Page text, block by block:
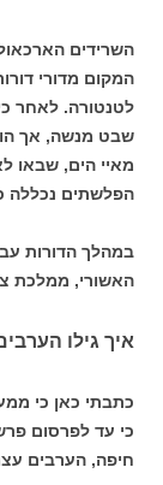
השרידים
המקום מדורי
לטנטורה. לאחר
שבט מנשה, אך
מאיי הים, שבאו
הפלשתים נכללה
במהלך הדורות
האשורי, ממלכת
איך גילו
כתבתי כאן כי
כי עד לפרסום
חיפה, הערבים